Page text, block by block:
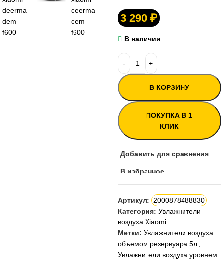
3 290 ₽
В наличии
В КОРЗИНУ
ПОКУПКА В 1
КЛИК
Добавить для сравнения
В избранное
Артикул:
2000878488830
Категория: Увлажнители
воздуха Xiaomi
Метки: Увлажнители воздуха
объемом резервуара 5л
Увлажнители воздуха уровнем